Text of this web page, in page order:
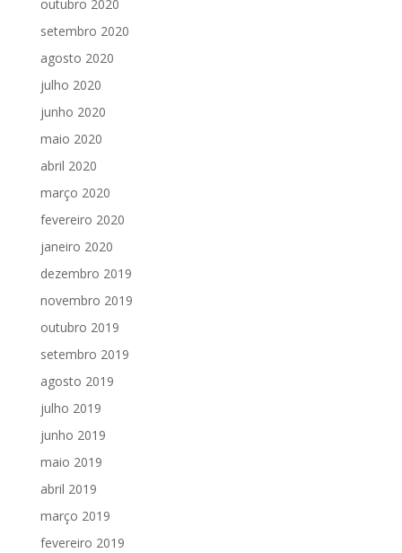
outubro 2020
setembro 2020
agosto 2020
julho 2020
junho 2020
maio 2020
abril 2020
março 2020
fevereiro 2020
janeiro 2020
dezembro 2019
novembro 2019
outubro 2019
setembro 2019
agosto 2019
julho 2019
junho 2019
maio 2019
abril 2019
março 2019
fevereiro 2019